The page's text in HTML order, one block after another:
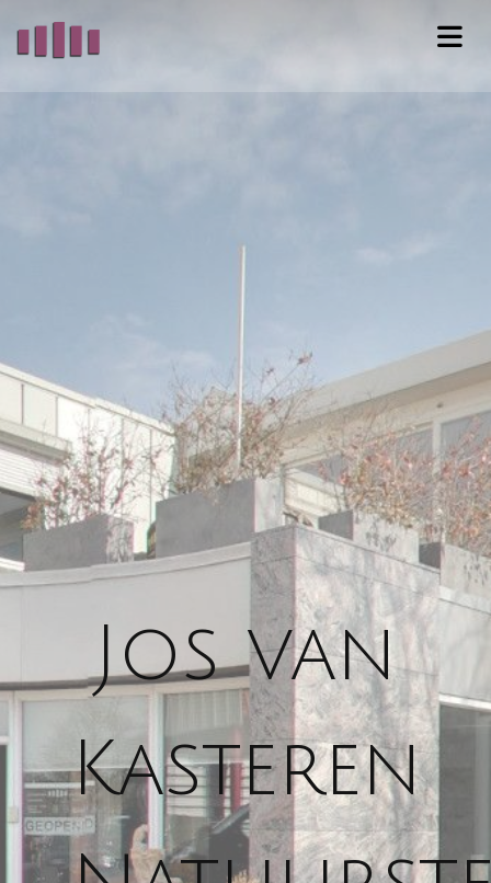
Jos van
Kasteren